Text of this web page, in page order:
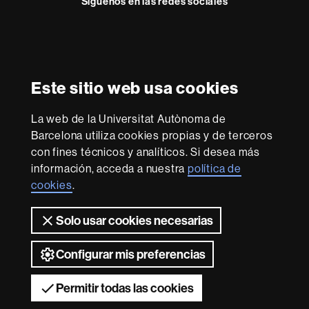
Este sitio web usa cookies
La web de la Universitat Autònoma de
Barcelona utiliza cookies propias y de terceros
con fines técnicos y analíticos. Si desea más
información, acceda a nuestrapolítica de
cookies.
Solo usar cookies necesarias
Configurar mis preferencias
Permitir todas las cookies
Excellence
Research
-
Euraxess
Con la financiación de
Sobre
esta
web Aviso legal Protección de datos
web Accesibilidad web Mapa del web UAB
2026 Universitat Autònoma de Barcelona